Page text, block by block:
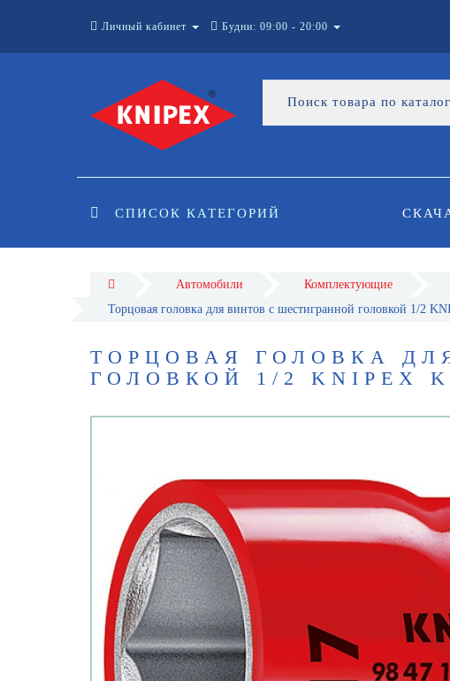
Личный кабинет Будни: 09:00 - 20:00
СПИСОК КАТЕГОРИЙ
Автомобили Комплектующие
Торцовая головка для винтов с шестигранной головкой 1/2
ТОРЦОВАЯ ГОЛОВКА
ГОЛОВКОЙ 1/2 KNIPEX